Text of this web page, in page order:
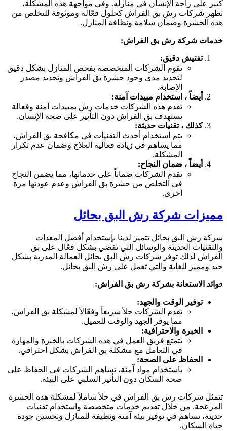
على راحة الإنسان في منازله. وفي مواجهة هذه المشكلة،
شركات رش بق الفراش كحلول فعّالة وموثوقة للتخلص من
الحشرة وضمان سلامة ونظافة المنازل.
شركة رش بق الفراش:
تفتيش دقيق:
تقوم الشركات المتخصصة بفحص المنازل بشكل دقيق
لتحديد مدى وجود حشرة بق الفراش وتحديد مصدر
الإصابة.
أيضاً ، استخدام مبيدات آمنة:
تقدم هذه الشركات خدمات رش بمبيدات آمنة وفعالة
تستهدف بق الفراش دون التأثير على صحة الإنسان.
كذلك ، تقنيات حديثة:
يتم استخدام أحدث التقنيات في مكافحة بق الفراش،
مما يساهم في زيادة فعالية العلاج وضمان عدم تكرار
المشكلة.
أيضاً ، ضمان النجاح:
تقدم الشركات ضماناً على خدماتها، مما يضمن النجاح
في التخلص من حشرة بق الفراش وعدم عودتها مرة
أخرى.
شركة رش البق بحائل
رش البق بحائل تتميز لدينا بإستخدام أفضل المعدات
الحديثة والوسائل التي تقضي بشكل فعًال على بق
لذلك توفر شركات رش البق بحائل العمالة المدربة بشكل
ومميز للغاية والتي تعمل على رش البق بحائل.
وائد الاستعانة بشركة رش بق الفراش:
توفير الوقت والجهد:
تقدم الشركات حلاً سريعاً وفعّالاً لمشكلة بق الفراش،
مما يوفر الجهد والوقت للعميل.
الخبرة والاحترافية:
يتمتع فريق العمل في هذه الشركات بالخبرة والمهارة
في التعامل مع مشكلة بق الفراش بشكل احترافي.
الحفاظ على الصحة:
باستخدام مواد آمنة، تساهم الشركات في الحفاظ على
صحة السكان دون التأثير السلبي على البيئة.
شركات رش بق الفراش في حلاً شاملاً لمشكلة هذه الحشرة
من خلال تقديم خدمات متخصصة واستخدام تقنيات
تساهم في توفير بيئة آمنة ونظيفة للمنازل وتحسين جودة
السكان.